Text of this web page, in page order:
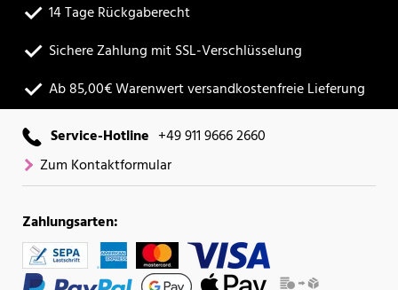
14 Tage Rückgaberecht
Sichere Zahlung mit SSL-Verschlüsselung
Ab 85,00€ Warenwert versandkostenfreie Lieferung
Service-Hotline +49 911 9666 2660
Zum Kontaktformular
Zahlungsarten: